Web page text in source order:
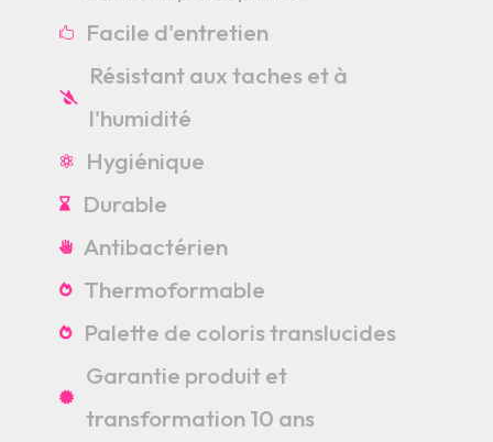
 Facile d'entretien

Résistant aux taches et à
l'humidité
 Hygiénique
 Durable
 Antibactérien
 Thermoformable
 Palette de coloris translucides

Garantie produit et
transformation 10 ans